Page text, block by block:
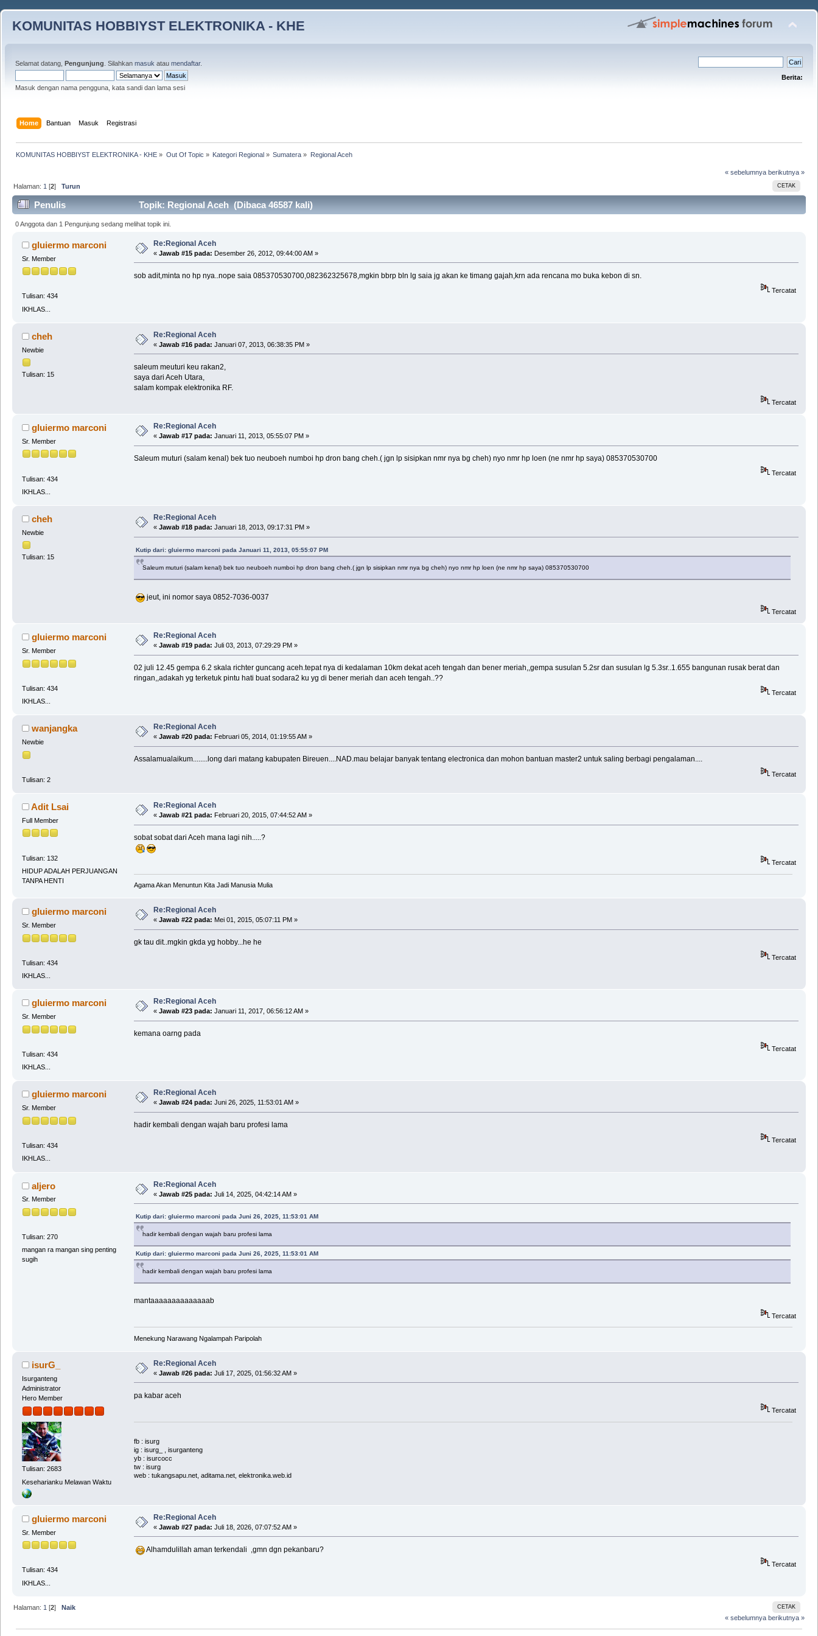
KOMUNITAS HOBBIYST ELEKTRONIKA - KHE
Selamat datang, Pengunjung . Silahkan masuk atau mendaftar.
Masuk dengan nama pengguna, kata sandi dan lama sesi
Berita:
Home Bantuan Masuk Registrasi
KOMUNITAS HOBBIYST ELEKTRONIKA - KHE » Out Of Topic » Kategori Regional» Sumatera » Regional Aceh
« sebelumnya berikutnya »
CETAK
Halaman: 1 [2]Turun
Penulis Topik: Regional Aceh (Dibaca 46587 kali)
0 Anggota dan 1 Pengunjung sedang melihat topik ini.
gluiermo marconi
Sr. Member
Tulisan: 434
IKHLAS...
Re:Regional Aceh
« Jawab #15 pada: Desember 26, 2012, 09:44:00 AM »
sob adit,minta no hp nya..nope saia 085370530700,082362325678,mgkin bbrp bln lg saia jg akan ke timang gajah,krn ada rencana mo buka kebon di sn.
Tercatat
cheh
Newbie
Tulisan: 15
Re:Regional Aceh
« Jawab #16 pada: Januari 07, 2013, 06:38:35 PM »
saleum meuturi keu rakan2,
saya dari Aceh Utara,
salam kompak elektronika RF.
Tercatat
gluiermo marconi
Sr. Member
Tulisan: 434
IKHLAS...
Re:Regional Aceh
« Jawab #17 pada: Januari 11, 2013, 05:55:07 PM »
Saleum muturi (salam kenal) bek tuo neuboeh numboi hp dron bang cheh.( jgn lp sisipkan nmr nya bg cheh) nyo nmr hp loen (ne nmr hp saya) 085370530700
Tercatat
cheh
Newbie
Tulisan: 15
Re:Regional Aceh
« Jawab #18 pada: Januari 18, 2013, 09:17:31 PM »
Kutip dari: gluiermo marconi pada Januari 11, 2013, 05:55:07 PM
Saleum muturi (salam kenal) bek tuo neuboeh numboi hp dron bang cheh.( jgn lp sisipkan nmr nya bg cheh) nyo nmr hp loen (ne nmr hp saya) 085370530700
jeut, ini nomor saya 0852-7036-0037
Tercatat
gluiermo marconi
Sr. Member
Tulisan: 434
IKHLAS...
Re:Regional Aceh
« Jawab #19 pada: Juli 03, 2013, 07:29:29 PM »
02 juli 12.45 gempa 6.2 skala richter guncang aceh.tepat nya di kedalaman 10km dekat aceh tengah dan bener meriah,,gempa susulan 5.2sr dan susulan lg 5.3sr..1.655 bangunan rusak berat dan
ringan,,adakah yg terketuk pintu hati buat sodara2 ku yg di bener meriah dan aceh tengah..??
Tercatat
wanjangka
Newbie
Tulisan: 2
Re:Regional Aceh
« Jawab #20 pada: Februari 05, 2014, 01:19:55 AM »
Assalamualaikum........long dari matang kabupaten Bireuen....NAD.mau belajar banyak tentang electronica dan mohon bantuan master2 untuk saling berbagi pengalaman....
Tercatat
Adit Lsai
Full Member
Tulisan: 132
HIDUP ADALAH PERJUANGAN
TANPA HENTI
Re:Regional Aceh
« Jawab #21 pada: Februari 20, 2015, 07:44:52 AM »
sobat sobat dari Aceh mana lagi nih.....?
Tercatat
Agama Akan Menuntun Kita Jadi Manusia Mulia
gluiermo marconi
Sr. Member
Tulisan: 434
IKHLAS...
Re:Regional Aceh
« Jawab #22 pada: Mei 01, 2015, 05:07:11 PM »
gk tau dit..mgkin gkda yg hobby...he he
Tercatat
gluiermo marconi
Sr. Member
Tulisan: 434
IKHLAS...
Re:Regional Aceh
« Jawab #23 pada: Januari 11, 2017, 06:56:12 AM »
kemana oarng pada
Tercatat
gluiermo marconi
Sr. Member
Tulisan: 434
IKHLAS...
Re:Regional Aceh
« Jawab #24 pada: Juni 26, 2025, 11:53:01 AM »
hadir kembali dengan wajah baru profesi lama
Tercatat
aljero
Sr. Member
Tulisan: 270
mangan ra mangan sing penting
sugih
Re:Regional Aceh
« Jawab #25 pada: Juli 14, 2025, 04:42:14 AM »
Kutip dari: gluiermo marconi pada Juni 26, 2025, 11:53:01 AM
hadir kembali dengan wajah baru profesi lama
Kutip dari: gluiermo marconi pada Juni 26, 2025, 11:53:01 AM
hadir kembali dengan wajah baru profesi lama
mantaaaaaaaaaaaaaab
Tercatat
Menekung Narawang Ngalampah Paripolah
isurG_
Isurganteng
Administrator
Hero Member
Tulisan: 2683
Keseharianku Melawan Waktu
Re:Regional Aceh
« Jawab #26 pada: Juli 17, 2025, 01:56:32 AM »
pa kabar aceh
Tercatat
fb : isurg
ig : isurg_ , isurganteng
yb : isurcocc
tw : isurg
web : tukangsapu.net, aditama.net, elektronika.web.id
gluiermo marconi
Sr. Member
Tulisan: 434
IKHLAS...
Re:Regional Aceh
« Jawab #27 pada: Juli 18, 2026, 07:07:52 AM »
Alhamdulillah aman terkendali ,gmn dgn pekanbaru?
Tercatat
CETAK
Halaman: 1 [2]Naik
« sebelumnya berikutnya »